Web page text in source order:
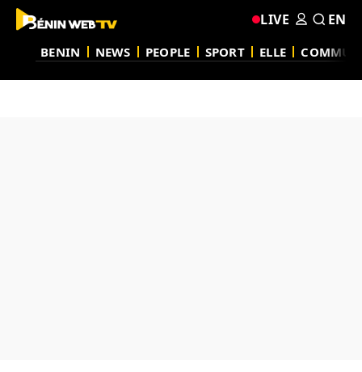
BENIN NEWS PEOPLE SPORT ELLE
LIVE EN